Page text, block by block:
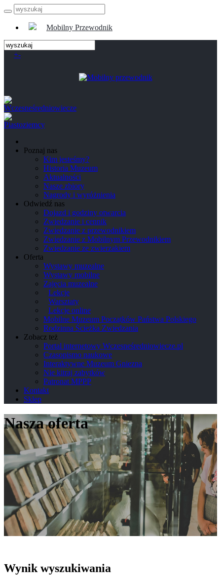
Mobilny Przewodnik
+-
Poznaj nas
Kim jesteśmy?
Historia Muzeum
Aktualności
Nasze zbiory
Nagrody i wyróżnienia
Odwiedź nas
Dojazd i godziny otwarcia
Zwiedzanie i cennik
Zwiedzanie z przewodnikiem
Zwiedzanie z Mobilnym Przewodnikiem
Zwiedzanie ze zwierzakiem
Oferta
Wystawy muzealne
Wystawy mobilne
Zajęcia muzealne
Lekcje
Warsztaty
Lekcje online
Mobilne Muzeum Początków Państwa Polskiego
Rodzinna Ścieżka Zwiedzania
Zobacz też
Portal internetowy Wczesneśredniowiecze.pl
Czasopismo naukowe
Interaktywne Muzeum Gniezna
Nie kitraj zabytków
Patronat MPPP
Kontakt
Sklep
Nasza oferta
Wynik wyszukiwania